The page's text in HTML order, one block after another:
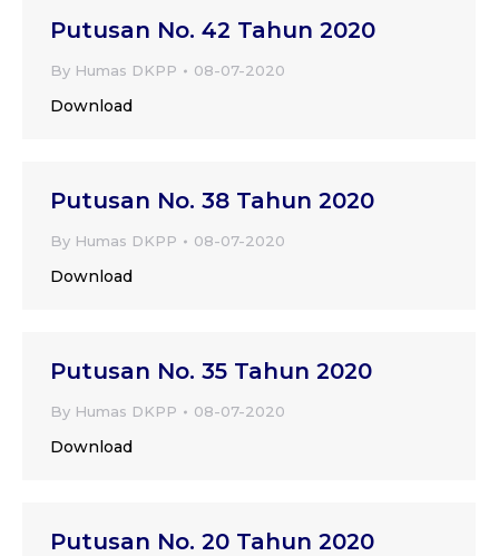
Putusan No. 42 Tahun 2020
By Humas DKPP 08-07-2020
Download
Putusan No. 38 Tahun 2020
By Humas DKPP 08-07-2020
Download
Putusan No. 35 Tahun 2020
By Humas DKPP 08-07-2020
Download
Putusan No. 20 Tahun 2020